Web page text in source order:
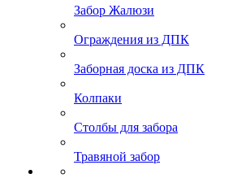
Забор Жалюзи
Ограждения из ДПК
Заборная доска из ДПК
Колпаки
Столбы для забора
Травяной забор